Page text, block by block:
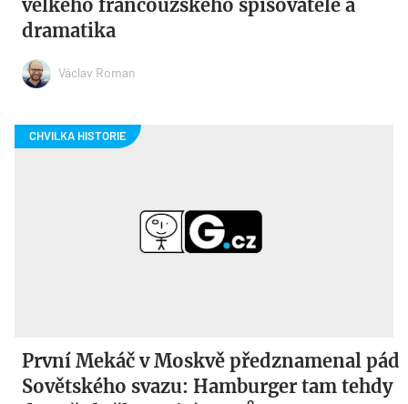
velkého francouzského spisovatele a
dramatika
Václav Roman
První Mekáč v Moskvě předznamenal pád
Sovětského svazu: Hamburger tam tehdy